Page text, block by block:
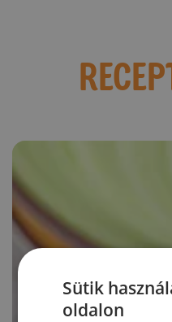
Sütik
oldalon